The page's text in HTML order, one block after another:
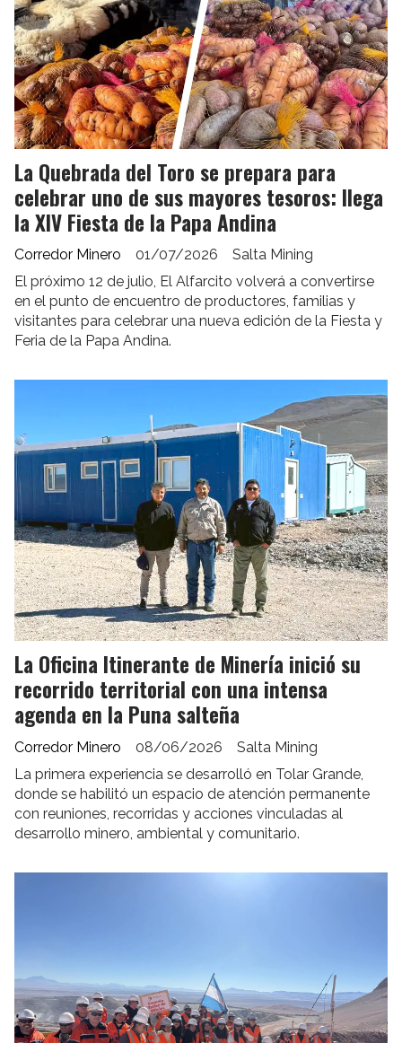
La Quebrada del Toro se prepara para
celebrar uno de sus mayores tesoros: llega
la XIV Fiesta de la Papa Andina
Salta Mining
Corredor Minero
01/07/2026
El próximo 12 de julio, El Alfarcito volverá a convertirse
en el punto de encuentro de productores, familias y
visitantes para celebrar una nueva edición de la Fiesta y
Feria de la Papa Andina.
La Oficina Itinerante de Minería inició su
recorrido territorial con una intensa
agenda en la Puna salteña
Salta Mining
Corredor Minero
08/06/2026
La primera experiencia se desarrolló en Tolar Grande,
donde se habilitó un espacio de atención permanente
con reuniones, recorridas y acciones vinculadas al
desarrollo minero, ambiental y comunitario.